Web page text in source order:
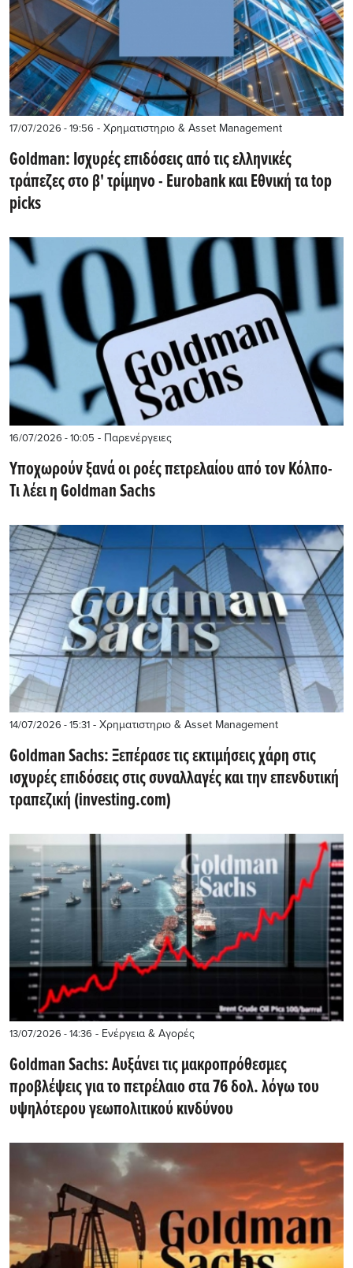
17/07/2026 - 19:56 - Χρηματιστηριο & Asset Management
Goldman: Ισχυρές επιδόσεις από τις ελληνικές
τράπεζες στο β' τρίμηνο - Eurobank και Εθνική τα top
picks
16/07/2026 - 10:05 - Παρενέργειες
Υποχωρούν ξανά οι ροές πετρελαίου από τον Κόλπο-
Τι λέει η Goldman Sachs
14/07/2026 - 15:31 - Χρηματιστηριο & Asset Management
Goldman Sachs: Ξεπέρασε τις εκτιμήσεις χάρη στις
ισχυρές επιδόσεις στις συναλλαγές και την επενδυτική
τραπεζική (investing.com)
13/07/2026 - 14:36 - Ενέργεια & Αγορές
Goldman Sachs: Αυξάνει τις μακροπρόθεσμες
προβλέψεις για το πετρέλαιο στα 76 δολ. λόγω του
υψηλότερου γεωπολιτικού κινδύνου